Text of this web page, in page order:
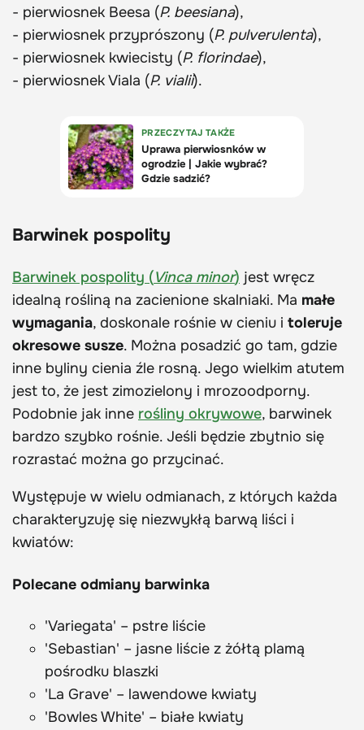
- pierwiosnek Beesa (P. beesiana),
- pierwiosnek przyprószony (P. pulverulenta),
- pierwiosnek kwiecisty (P. florindae),
- pierwiosnek Viala (P. vialii).
Barwinek pospolity
Barwinek pospolity (Vinca minor) jest wręcz
idealną rośliną na zacienione skalniaki. Ma małe
wymagania, doskonale rośnie w cieniu i toleruje
okresowe susze. Można posadzić go tam, gdzie
inne byliny cienia źle rosną. Jego wielkim atutem
jest to, że jest zimozielony i mrozoodporny.
Podobnie jak inne rośliny okrywowe, barwinek
bardzo szybko rośnie. Jeśli będzie zbytnio się
rozrastać można go przycinać.
Występuje w wielu odmianach, z których każda
charakteryzuję się niezwykłą barwą liści i
kwiatów:
Polecane odmiany barwinka
'Variegata' – pstre liście
'Sebastian' – jasne liście z żółtą plamą
pośrodku blaszki
'La Grave' – lawendowe kwiaty
'Bowles White' – białe kwiaty